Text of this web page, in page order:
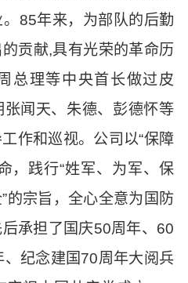
85年来，为部队的后勤
贡献,具有光荣的革命历
总理等中央首长做过皮
闻天、朱德、彭德怀等
作和巡视。公司以“保障
，践行“姓军、为军、保
的宗旨，全心全意为国防
承担了国庆50周年、60
纪念建国70周年大阅兵